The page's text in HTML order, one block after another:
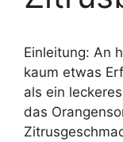
Einleitung: An
kaum etwas
als ein
das